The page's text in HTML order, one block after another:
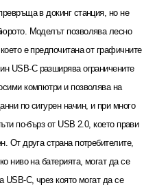
в докинг станция, но не
Моделът позволява лесно
е предпочитана от графичните
USB-C разширява ограничените
компютри и позволява на
по сигурен начин, и при много
по-бърз от USB 2.0,което прави
От друга страна потребителите,
ниво на батерията, могат да се
USB-C, чрез която могат да се